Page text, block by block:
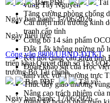
vùng Tây Nguyên
Tăng cường phòng chống
Cải thiện môi trường kinh
tranh cấp tỉnh
Công bố 14 sản phẩm
Đắk Lắk không ngừng nỗ
Kết nối cung cầu giữa tỉnh
Đoàn khảo sát của Học
làm việc với Thường trực
Thúc đẩy giao thương
Nâng cao trách nhiệm của
Bản PDF
Tải
Ngày ban hành:17/06/2026
Ngày hiệu lực:
Công văn 8808/UBND-ĐTKT
triển khai Quyết định số 1533/
trưởng Bộ Tài chính
Bản PDF
Tải về
Ngày ban hành:17/06/2026